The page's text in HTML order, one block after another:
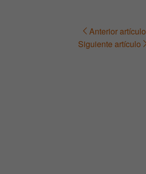
Navegación Anterior artículo
Siguiente artículo